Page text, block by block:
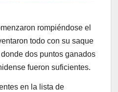
rompiéndose el
todo con su saque
dos puntos ganados
fueron suficientes.
en la lista de